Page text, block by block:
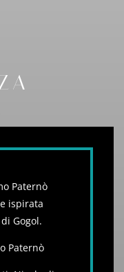
Paternò
ispirata
di Gogol.
Paternò